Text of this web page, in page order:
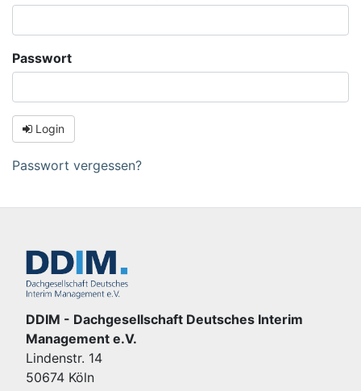
Passwort
Login
Passwort vergessen?
DDIM - Dachgesellschaft Deutsches Interim
Management e.V.
Lindenstr. 14
50674 Köln